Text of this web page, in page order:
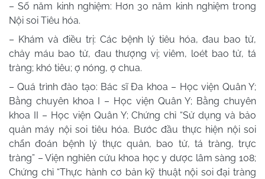
– Số năm kinh nghiệm: Hơn 30 năm kinh nghiệm trong
Nội soi Tiêu hóa.
– Khám và điều trị: Các bệnh lý tiêu hóa, đau bao tử,
chảy máu bao tử, đau thượng vị; viêm, loét bao tử, tá
tràng; khó tiêu; ợ nóng, ợ chua.
– Quá trình đào tạo: Bác sĩ Đa khoa – Học viện Quân Y;
Bằng chuyên khoa I – Học viện Quân Y; Bằng chuyên
khoa II – Học viện Quân Y; Chứng chỉ “Sử dụng và bảo
quản máy nội soi tiêu hóa. Bước đầu thực hiện nội soi
chẩn đoán bệnh lý thực quản, bao tử, tá tràng, trực
tràng” – Viện nghiên cứu khoa học y dược lâm sàng 108;
Chứng chỉ “Thực hành cơ bản kỹ thuật nội soi đại tràng